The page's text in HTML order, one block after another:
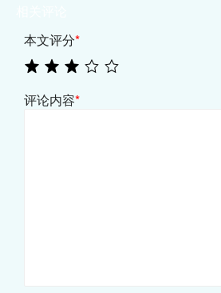
本文评分*
评论内容*